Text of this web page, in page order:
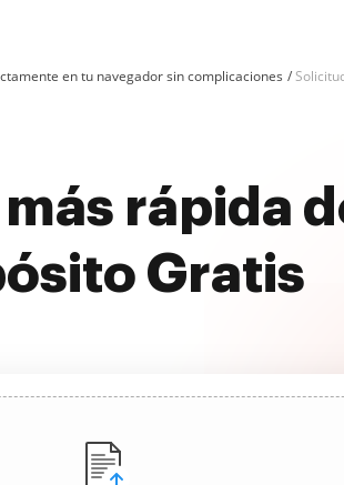
en tu navegador sin complicaciones
rápida
Gratis